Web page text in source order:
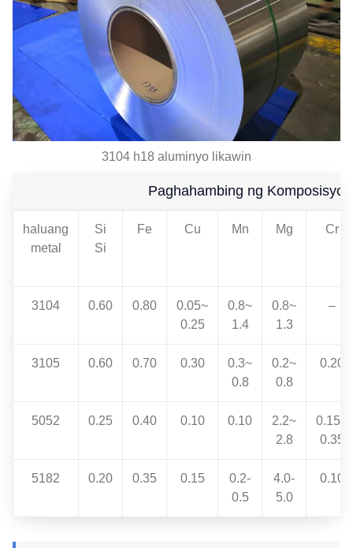
3104 h18 aluminyo likawin
Paghahambing ng
haluang
metal
Si
Si
Fe Cu Mn Mg Cr
3104 0.60 0.80
0.05~
0.25
0.8~
1.4
0.8~
1.3
–
3105 0.60 0.70 0.30
0.3~
0.8
0.2~
0.8
0.20
5052 0.25 0.40 0.10 0.10
2.2~
2.8
0.15~
0.35
5182 0.20 0.35 0.15
0.2-
0.5
4.0-
5.0
0.10